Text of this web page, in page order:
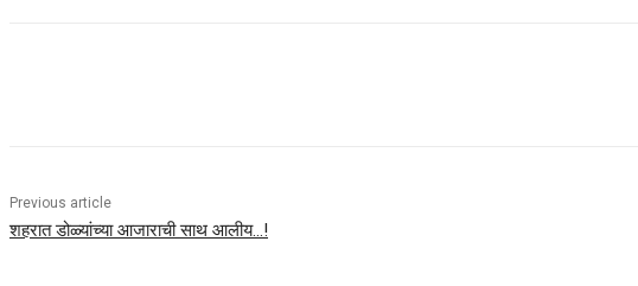
Previous article
शहरात डोळ्यांच्या आजाराची साथ आलीय…!